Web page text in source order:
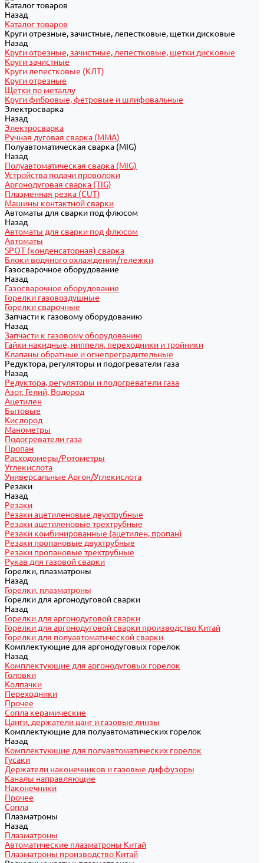
Каталог товаров
Назад
Каталог товаров
Круги отрезные, зачистные, лепестковые, щетки дисковые
Назад
Круги отрезные, зачистные, лепестковые, щетки дисковые
Круги зачистные
Круги лепестковые (КЛТ)
Круги отрезные
Щетки по металлу
Круги фибровые, фетровые и шлифовальные
Электросварка
Назад
Электросварка
Ручная дуговая сварка (MMA)
Полуавтоматическая сварка (MIG)
Назад
Полуавтоматическая сварка (MIG)
Устройства подачи проволоки
Аргонодуговая сварка (TIG)
Плазменная резка (CUT)
Машины контактной сварки
Автоматы для сварки под флюсом
Назад
Автоматы для сварки под флюсом
Автоматы
SPOT (конденсаторная) сварка
Блоки водяного охлаждения/тележки
Газосварочное оборудование
Назад
Газосварочное оборудование
Горелки газовоздушные
Горелки сварочные
Запчасти к газовому оборудованию
Назад
Запчасти к газовому оборудованию
Гайки накидные, ниппеля, переходники и тройники
Клапаны обратные и огнепреградительные
Редуктора, регуляторы и подогреватели газа
Назад
Редуктора, регуляторы и подогреватели газа
Азот, Гелий, Водород
Ацетилен
Бытовые
Кислород
Манометры
Подогреватели газа
Пропан
Расходомеры/Ротометры
Углекислота
Универсальные Аргон/Углекислота
Резаки
Назад
Резаки
Резаки ацетиленовые двухтрубные
Резаки ацетиленовые трехтрубные
Резаки комбинированные (ацетилен, пропан)
Резаки пропановые двухтрубные
Резаки пропановые трехтрубные
Рукав для газовой сварки
Горелки, плазматроны
Назад
Горелки, плазматроны
Горелки для аргонодуговой сварки
Назад
Горелки для аргонодуговой сварки
Горелки для аргонодуговой сварки производство Китай
Горелки для полуавтоматической сварки
Комплектующие для аргонодуговых горелок
Назад
Комплектующие для аргонодуговых горелок
Головки
Колпачки
Переходники
Прочее
Сопла керамические
Цанги, держатели цанг и газовые линзы
Комплектующие для полуавтоматических горелок
Назад
Комплектующие для полуавтоматических горелок
Гусаки
Держатели наконечников и газовые диффузоры
Каналы направляющие
Наконечники
Прочее
Сопла
Плазматроны
Назад
Плазматроны
Автоматические плазматроны Китай
Плазматроны производство Китай